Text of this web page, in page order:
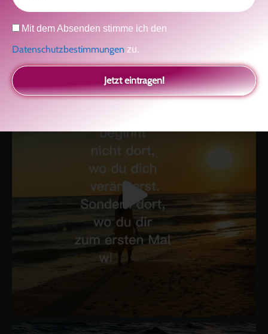
kolitscher.by.biotic
Selbstliebe, Aussöhnung mit der Kindheit, Potenzial entfalten,
glückliche Beziehung-The Master Key
Kolitscher
Sisterlove
Datenschutz
Mit dem Absenden stimme ich den
Datenschutzbestimmungen zu.
Jetzt eintragen!